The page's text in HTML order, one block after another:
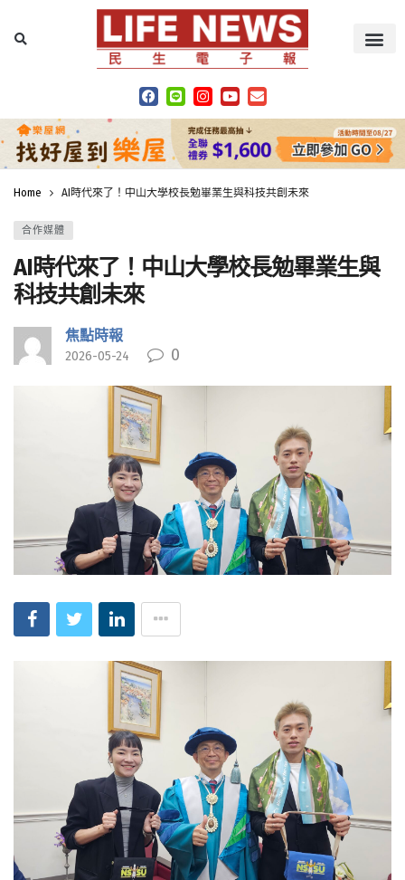
Home AI時代來了！中山大學校長勉畢業生與科技共創未來
合作媒體
AI時代來了！中山大學校長勉畢業生與
科技共創未來
焦點時報
2026-05-24 0